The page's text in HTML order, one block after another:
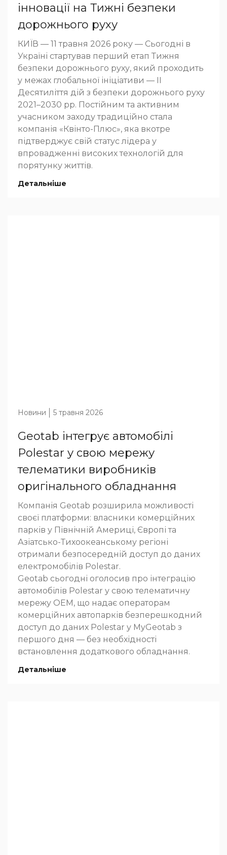
інновації на Тижні безпеки
дорожнього руху
КИЇВ — 11 травня 2026 року — Сьогодні в
Україні стартував перший етап Тижня
безпеки дорожнього руху, який проходить
у межах глобальної ініціативи — ІІ
Десятиліття дій з безпеки дорожнього руху
2021–2030 рр. Постійним та активним
учасником заходу традиційно стала
компанія «Квінто-Плюс», яка вкотре
підтверджує свій статус лідера у
впровадженні високих технологій для
порятунку життів.
Детальніше
Новини 5 травня 2026
Geotab інтегрує автомобілі
Polestar у свою мережу
телематики виробників
оригінального обладнання
Компанія Geotab розширила можливості
своєї платформи: власники комерційних
парків у Північній Америці, Європі та
Азіатсько-Тихоокеанському регіоні
отримали безпосередній доступ до даних
електромобілів Polestar.
Geotab сьогодні оголосив про інтеграцію
автомобілів Polestar у свою телематичну
мережу OEM, що надає операторам
комерційних автопарків безперешкодний
доступ до даних Polestar у MyGeotab з
першого дня — без необхідності
встановлення додаткового обладнання.
Детальніше